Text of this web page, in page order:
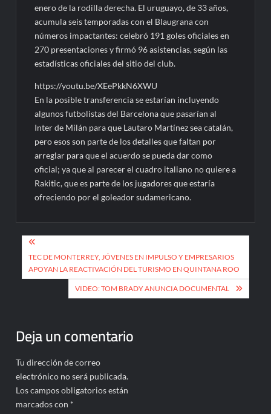
enero de la rodilla derecha. El uruguayo, de 33 años,
acumula seis temporadas con el Blaugrana con
números impactantes: celebró 191 goles oficiales en
270 presentaciones y firmó 96 asistencias, según las
estadísticas oficiales del sitio del club.
https://youtu.be/XEePkkN6XWU
En la posible transferencia se estarían incluyendo
algunos futbolistas del Barcelona que pasarían al
Inter de Milán para que Lautaro Martínez sea catalán,
pero esos son parte de los detalles que faltan por
arreglar para que el acuerdo se pueda dar como
oficial; ya que al parecer el cuadro italiano no quiere a
Rakitic, que es parte de los jugadores que estaría
ofreciendo por el goleador sudamericano.
Navegación
de
entradas
TEC DE MONTERREY, JÓVENES EN IMPULSO Y EMPRESARIOS
APOYAN LA REACTIVACIÓN DEL TURISMO EN QUINTANA ROO
VIDEO: TOM BRADY ANUNCIA DOCUMENTAL
Deja un comentario
Tu dirección de correo
electrónico no será publicada.
Los campos obligatorios están
marcados con *